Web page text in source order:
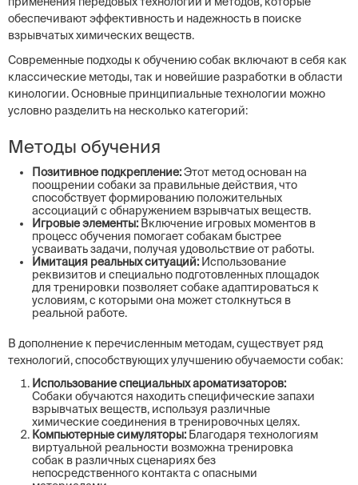
обеспечивают эффективность и надежность в поиске
взрывчатых химических веществ.
Современные подходы к обучению собак включают в себя как
классические методы, так и новейшие разработки в области
кинологии. Основные принципиальные технологии можно
условно разделить на несколько категорий:
Методы обучения
Позитивное подкрепление:Этот метод основан на
поощрении собаки за правильные действия, что
способствует формированию положительных
ассоциаций с обнаружением взрывчатых веществ.
Игровые элементы: Включение игровых моментов в
процесс обучения помогает собакам быстрее
усваивать задачи, получая удовольствие от работы.
Имитация реальных ситуаций: Использование
реквизитов и специально подготовленных площадок
для тренировки позволяет собаке адаптироваться к
условиям, с которыми она может столкнуться в
реальной работе.
В дополнение к перечисленным методам, существует ряд
технологий, способствующих улучшению обучаемости собак:
Использование специальных ароматизаторов:
Собаки обучаются находить специфические запахи
взрывчатых веществ, используя различные
химические соединения в тренировочных целях.
Компьютерные симуляторы: Благодаря технологиям
виртуальной реальности возможна тренировка
собак в различных сценариях без
непосредственного контакта с опасными